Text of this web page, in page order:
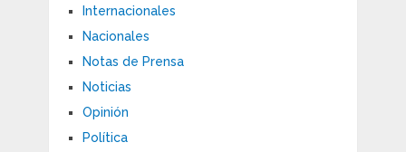
Internacionales
Nacionales
Notas de Prensa
Noticias
Opinión
Política